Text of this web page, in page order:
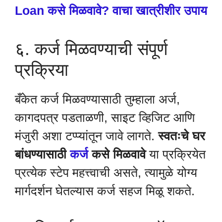
Loan कसे मिळवावे? वाचा खात्रीशीर उपाय
६. कर्ज मिळवण्याची संपूर्ण
प्रक्रिया
बँकेत कर्ज मिळवण्यासाठी तुम्हाला अर्ज,
कागदपत्र पडताळणी, साइट व्हिजिट आणि
मंजुरी अशा टप्प्यांतून जावे लागते.स्वतःचे घर
बांधण्यासाठीकर्जकसे मिळवावेया प्रक्रियेत
प्रत्येक स्टेप महत्त्वाची असते, त्यामुळे योग्य
मार्गदर्शन घेतल्यास कर्ज सहज मिळू शकते.